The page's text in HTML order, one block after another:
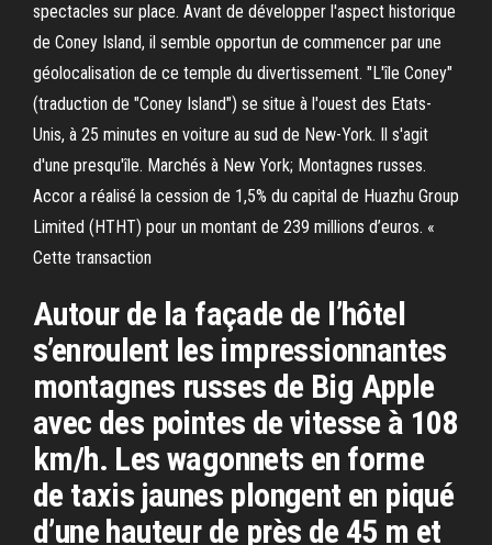
spectacles sur place. Avant de développer l'aspect historique
de Coney Island, il semble opportun de commencer par une
géolocalisation de ce temple du divertissement. "L'île Coney"
(traduction de "Coney Island") se situe à l'ouest des Etats-
Unis, à 25 minutes en voiture au sud de New-York. Il s'agit
d'une presqu'île. Marchés à New York; Montagnes russes.
Accor a réalisé la cession de 1,5% du capital de Huazhu Group
Limited (HTHT) pour un montant de 239 millions d’euros. «
Cette transaction
Autour de la façade de l’hôtel
s’enroulent les impressionnantes
montagnes russes de Big Apple
avec des pointes de vitesse à 108
km/h. Les wagonnets en forme
de taxis jaunes plongent en piqué
d’une hauteur de près de 45 m et